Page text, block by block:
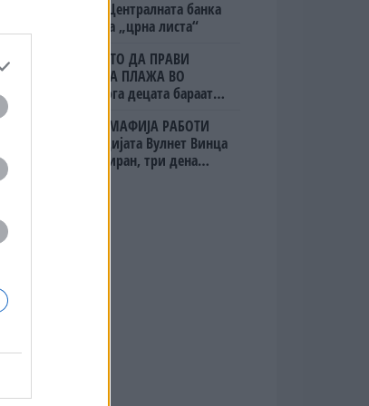
кредити, Централната банка
го стави на „црна листа“
(Видео) ШТО ДА ПРАВИ
БУГАРКА НА ПЛАЖА ВО
ГРЦИЈА, кога децата бараат
ВАКА - Судијата Вулнет Винца
е пензиониран, три дена